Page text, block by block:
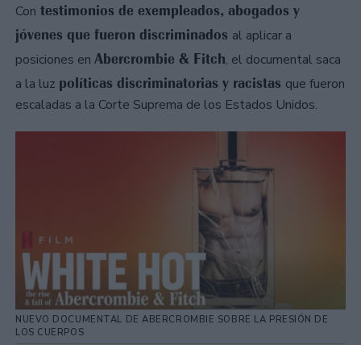
Con testimonios de exempleados, abogados y
jóvenes que fueron discriminados al aplicar a
posiciones en Abercrombie & Fitch, el documental saca
a la luz políticas discriminatorias y racistas que fueron
escaladas a la Corte Suprema de los Estados Unidos.
NUEVO DOCUMENTAL DE ABERCROMBIE SOBRE LA PRESIÓN DE
LOS CUERPOS